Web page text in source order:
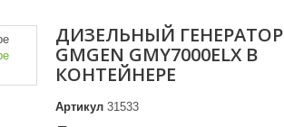
ДИЗЕЛЬНЫЙ ГЕНЕРАТОР
GMGEN GMY7000ELX В
КОНТЕЙНЕРЕ
Артикул 31533